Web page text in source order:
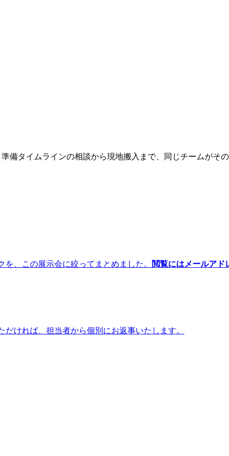
備タイムラインの相談から現地搬入まで、同じチームがその
、この展示会に絞ってまとめました。 閲覧にはメールアド
ければ、担当者から個別にお返事いたします。